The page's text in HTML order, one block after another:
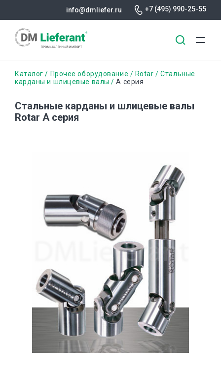
содержанию
info@dmliefer.ru +7 (495) 990-25-55
Строка
Каталог Прочее оборудование Rotar
Стальные
карданы и шлицевые валы
А серия
Стальные карданы и шлицевые валы
Rotar А серия